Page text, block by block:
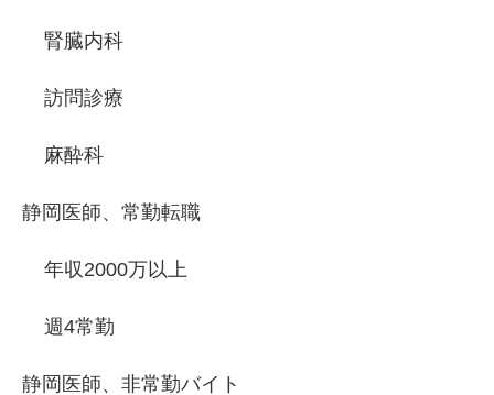
腎臓内科
訪問診療
麻酔科
静岡医師、常勤転職
年収2000万以上
週4常勤
静岡医師、非常勤バイト